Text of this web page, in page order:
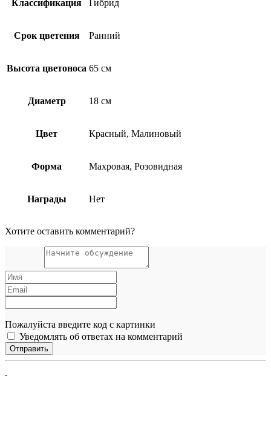
Классификация Гибрид
Срок цветения Ранний
Высота цветоноса 65 см
Диаметр 18 см
Цвет Красный, Малиновый
Форма Махровая, Розовидная
Награды Нет
Хотите оставить комментарий?
Пожалуйста введите код с картинки
Уведомлять об ответах на комментарий